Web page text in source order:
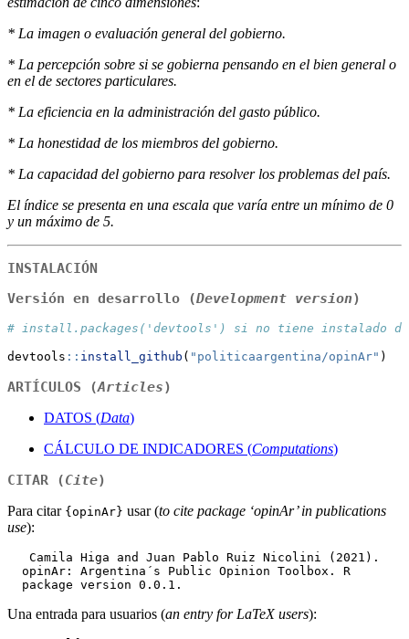
* La imagen o evaluación general del gobierno.
* La percepción sobre si se gobierna pensando en el bien general o
en el de sectores particulares.
* La eficiencia en la administración del gasto público.
* La honestidad de los miembros del gobierno.
* La capacidad del gobierno para resolver los problemas del país.
El índice se presenta en una escala que varía entre un mínimo de 0
y un máximo de 5.
INSTALACIÓN
Versión en desarrollo (Development version)
# install.packages('devtools') si no tiene instalado
devtools :: install_github ( "politicaargentina/opinAr" )
ARTÍCULOS (Articles)
DATOS (Data)
CÁLCULO DE INDICADORES (Computations)
CITAR (Cite)
Para citar {opinAr} usar (to cite package ‘opinAr’ in publications
use):
  package version 0.0.1.
Una entrada para usuarios (an entry for LaTeX users):